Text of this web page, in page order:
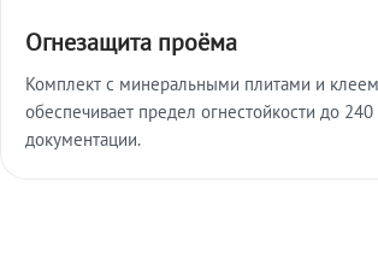
Огнезащита проёма
Комплект с минеральными плитами и клеем
обеспечивает предел огнестойкости до
документации.